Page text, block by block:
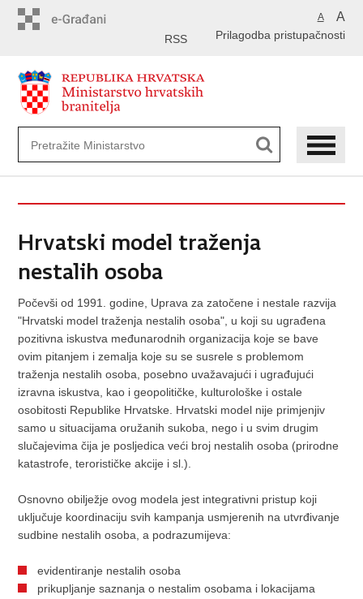
A A
Prilagodba pristupačnosti
RSS
Hrvatski model traženja
nestalih osoba
Počevši od 1991. godine, Uprava za zatočene i nestale razvija
"Hrvatski model traženja nestalih osoba", u koji su ugrađena
pozitivna iskustva međunarodnih organizacija koje se bave
ovim pitanjem i zemalja koje su se susrele s problemom
traženja nestalih osoba, posebno uvažavajući i ugrađujući
izravna iskustva, kao i geopolitičke, kulturološke i ostale
osobitosti Republike Hrvatske. Hrvatski model nije primjenjiv
samo u situacijama oružanih sukoba, nego i u svim drugim
slučajevima čija je posljedica veći broj nestalih osoba (prirodne
katastrofe, terorističke akcije i sl.).
Osnovno obilježje ovog modela jest integrativni pristup koji
uključuje koordinaciju svih kampanja usmjerenih na utvrđivanje
sudbine nestalih osoba, a podrazumijeva:
evidentiranje nestalih osoba
prikupljanje saznanja o nestalim osobama i lokacijama